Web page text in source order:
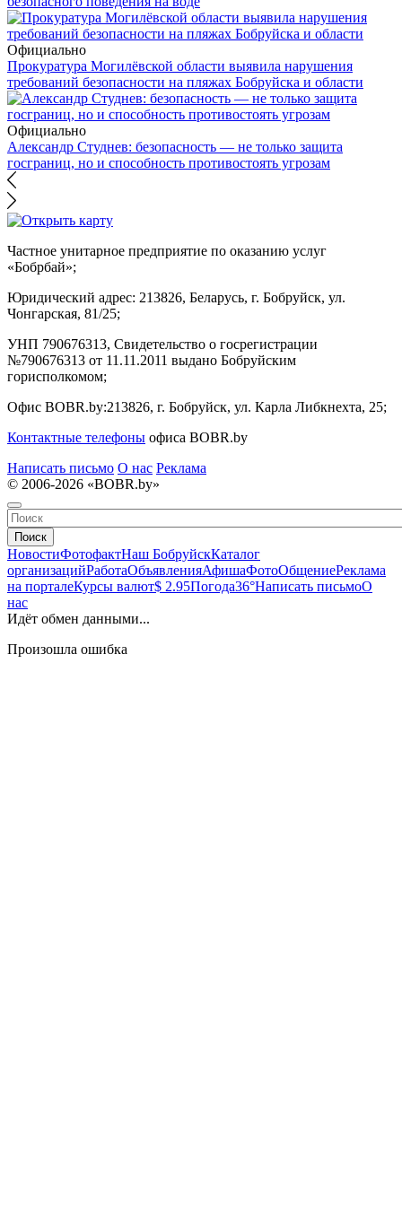
Официально
Прокуратура Могилёвской области выявила нарушения
требований безопасности на пляжах Бобруйска и области
Официально
Александр Студнев: безопасность — не только защита
госграниц, но и способность противостоять угрозам
Частное унитарное предприятие по оказанию услуг
«Бобрбай»;
Юридический адрес: 213826, Беларусь, г. Бобруйск, ул.
Чонгарская, 81/25;
УНП 790676313, Свидетельство о госрегистрации
№790676313 от 11.11.2011 выдано Бобруйским
горисполкомом;
Офис BOBR.by:213826, г. Бобруйск, ул. Карла Либкнехта, 25;
Контактные телефоны офиса BOBR.by
Написать письмо О нас Реклама
© 2006-2026 «BOBR.by»
Поиск
НовостиФотофактНаш БобруйскКаталог
организацийРаботаОбъявленияАфишаФотоОбщениеРеклама
на порталеКурсы валют$ 2.95Погода36°Написать письмоО
нас
Идёт обмен данными...
Произошла ошибка